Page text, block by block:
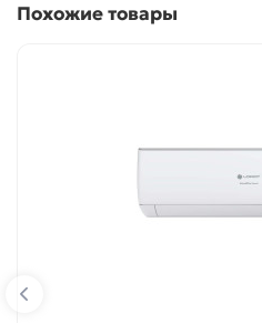
Похожие товары